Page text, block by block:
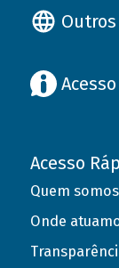
Acesso
Quem somos
Onde